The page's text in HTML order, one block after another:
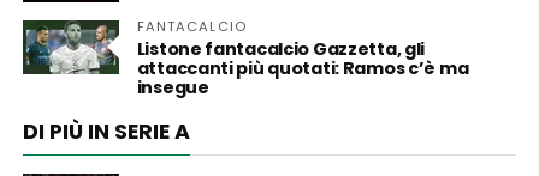
FANTACALCIO
Listone fantacalcio Gazzetta, gli
attaccanti più quotati: Ramos c’è ma
insegue
DI PIÙ IN SERIE A